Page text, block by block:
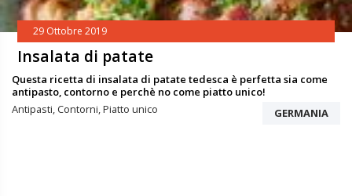
29 Ottobre 2019
Insalata di patate
Questa ricetta di insalata di patate tedesca è perfetta sia come
antipasto, contorno e perchè no come piatto unico!
Antipasti, Contorni, Piatto unico
GERMANIA